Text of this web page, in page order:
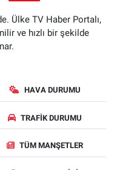
Ülke TV Haber Portalı,
ve hızlı bir şekilde
HAVA DURUMU
TRAFIK DURUMU
TÜM MANŞETLER